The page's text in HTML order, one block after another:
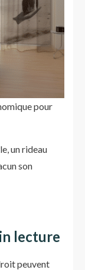
pour
un rideau
son
lecture
peuvent